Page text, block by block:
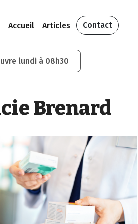
Accueil Articles Contact
lundi à 08h30
Brenard